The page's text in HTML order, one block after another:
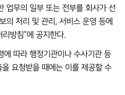
업무의 일부 또는 전부를 회사가 선
의 처리 및 관리, 서비스 운영 등에
방침”에 공지한다.
따라 행정기관이나 수사기관 등
요청받을 때에는 이를 제공할 수